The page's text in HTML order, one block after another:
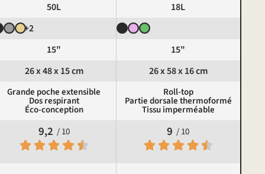
50L
+2
15"
26 x 48 x 15 cm
Grande poche extensible
Dos respirant
Éco-conception
9,2 / 10
18L
15"
26 x 58 x 16 cm
Roll-top
Partie dorsale thermoformé
Tissu imperméable
9 / 10